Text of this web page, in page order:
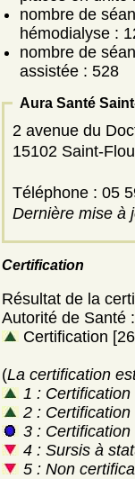
nombre de
hémodialyse :
nombre de
assistée : 528
Aura Santé
2 avenue du
15102 Saint-
Dernière mise à
Certification
Résultat de la
Autorité de Santé :
Certification
(La certification
1 : Certification
2 :
3 :
4 : Sursis à
5 : Non